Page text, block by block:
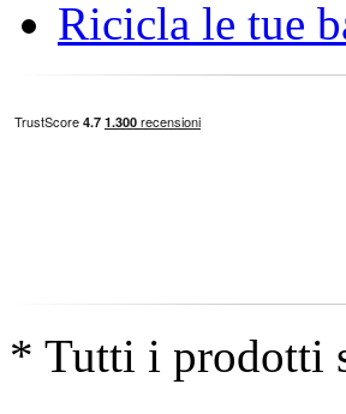
Ricicla le tue
* Tutti i prodotti